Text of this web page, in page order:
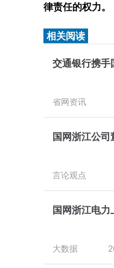
律责任的权力。
相关阅读
交通银行携手
省网资讯
国网浙江公
言论观点
国网浙江电
大数据